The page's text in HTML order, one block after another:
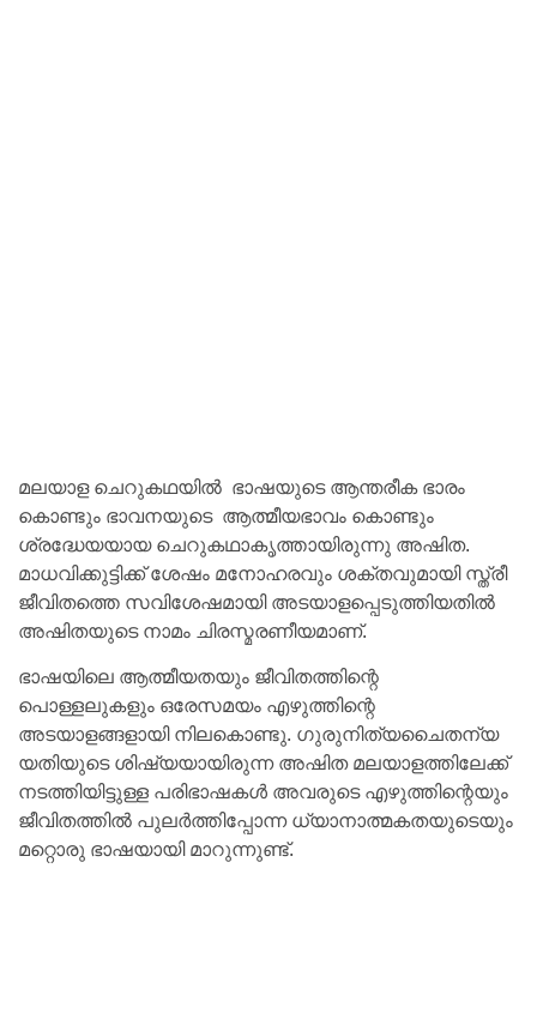
മലയാള ചെറുകഥയിൽ ഭാഷയുടെ ആന്തരീക ഭാരം
കൊണ്ടും ഭാവനയുടെ ആത്മീയഭാവം കൊണ്ടും
ശ്രദ്ധേയയായ ചെറുകഥാകൃത്തായിരുന്നു അഷിത.
മാധവിക്കുട്ടിക്ക് ശേഷം മനോഹരവും ശക്തവുമായി സ്ത്രീ
ജീവിതത്തെ സവിശേഷമായി അടയാളപ്പെടുത്തിയതിൽ
അഷിതയുടെ നാമം ചിരസ്മരണീയമാണ്.
ഭാഷയിലെ ആത്മീയതയും ജീവിതത്തിന്റെ
പൊള്ളലുകളും ഒരേസമയം എഴുത്തിന്റെ
അടയാളങ്ങളായി നിലകൊണ്ടു. ഗുരുനിത്യചൈതന്യ
യതിയുടെ ശിഷ്യയായിരുന്ന അഷിത മലയാളത്തിലേക്ക്
നടത്തിയിട്ടുള്ള പരിഭാഷകൾ അവരുടെ എഴുത്തിന്റെയും
ജീവിതത്തിൽ പുലർത്തിപ്പോന്ന ധ്യാനാത്മകതയുടെയും
മറ്റൊരു ഭാഷയായി മാറുന്നുണ്ട്.